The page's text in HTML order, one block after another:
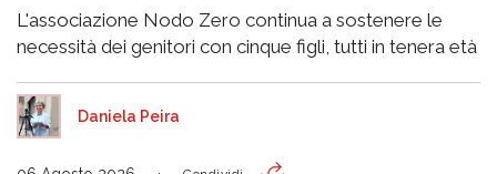
L'associazione Nodo Zero continua a sostenere le
necessità dei genitori con cinque figli, tutti in tenera età
Daniela Peira